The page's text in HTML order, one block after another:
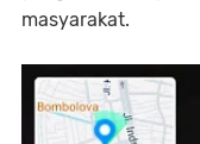
masyarakat.